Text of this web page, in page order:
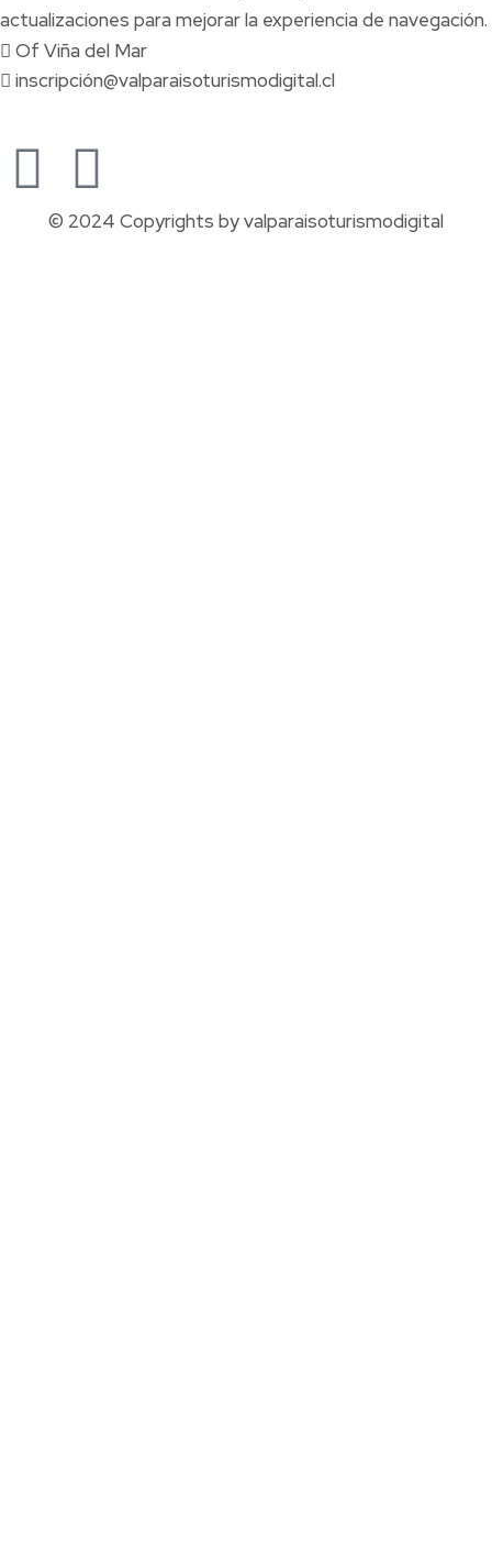
actualizaciones para mejorar la experiencia de navegación.
Of Viña del Mar
inscripción@valparaisoturismodigital.cl
© 2024 Copyrights by valparaisoturismodigital